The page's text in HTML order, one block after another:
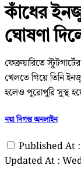
কাঁধের
ঘোষণা
ফেব্রুয়ারিতে
খেলতে গিয়ে তিনি
হলেও পুরোপুরি সুস্থ
নয়া দিগন্ত অনলাইন
Published At
Updated At :